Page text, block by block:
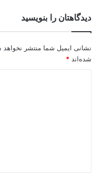
دیدگاهتان را بنویسید
نشانی ایمیل شما منتشر
شده‌اند *